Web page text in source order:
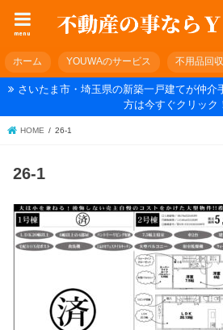
menu
ホーム YOUWAのサービス 不用品回
さいたま市・埼玉県の新築一戸建てが仲
方は今すぐクリック
HOME 26-1
26-1